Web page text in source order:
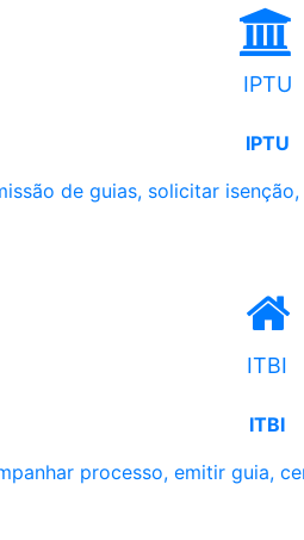
IPTU
IPTU
de guias, solicitar
ITBI
ITBI
processo, emitir guia,